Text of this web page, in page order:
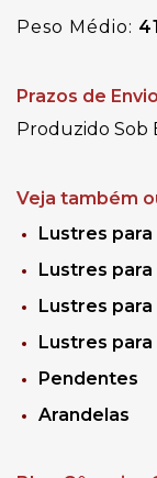
Peso Médio: 41
Prazos de Envio
Produzido Sob
Veja também
Lustres
Lustres para
Lustres
Lustres
Pendentes
Arandelas